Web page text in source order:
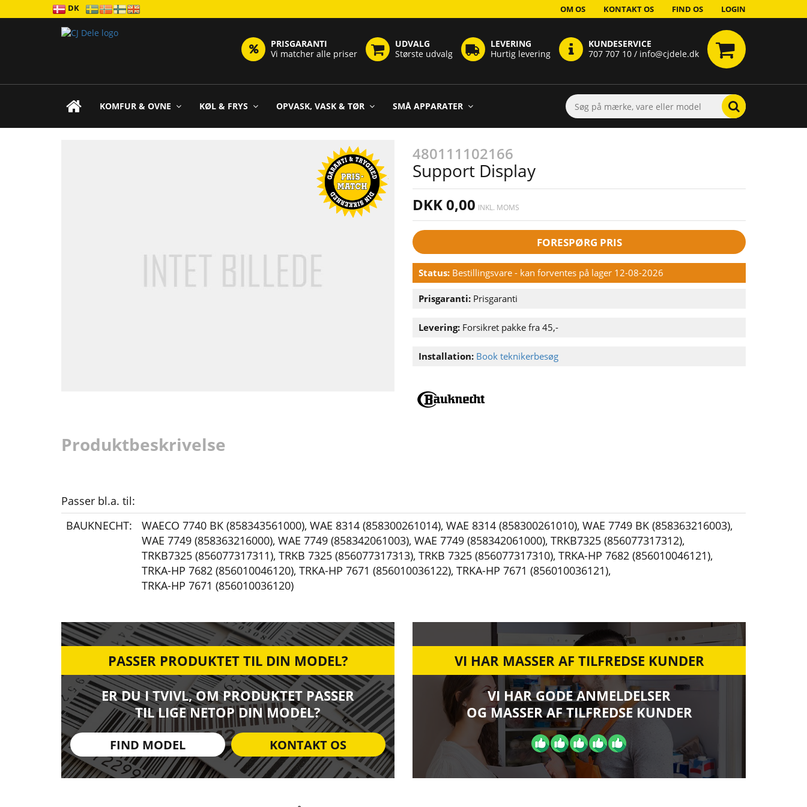
DK OM OS KONTAKT OS FIND OS LOGIN
PRISGARANTI
Vi matcher alle priser
UDVALG
Største udvalg
LEVERING
Hurtig levering
KUNDESERVICE
707 707 10 / info@cjdele.dk
KOMFUR & OVNE KØL & FRYS OPVASK, VASK & TØR SMÅ APPARATER
480111102166
Support Display
DKK 0,00 INKL. MOMS
FORESPØRG PRIS
Status: Bestillingsvare - kan forventes på lager 12-08-2026
Prisgaranti: Prisgaranti
Levering: Forsikret pakke fra 45,-
Installation: Book teknikerbesøg
Produktbeskrivelse
Passer bl.a. til:
BAUKNECHT:
WAECO 7740 BK (858343561000), WAE 8314 (858300261014), WAE 8314 (858300261010), WAE 7749 BK (858363216003),
WAE 7749 (858363216000), WAE 7749 (858342061003), WAE 7749 (858342061000), TRKB7325 (856077317312),
TRKB7325 (856077317311), TRKB 7325 (856077317313), TRKB 7325 (856077317310), TRKA-HP 7682 (856010046121),
TRKA-HP 7682 (856010046120), TRKA-HP 7671 (856010036122), TRKA-HP 7671 (856010036121),
TRKA-HP 7671 (856010036120)
PASSER PRODUKTET TIL DIN MODEL?
ER DU I TVIVL, OM PRODUKTET PASSER
TIL LIGE NETOP DIN MODEL?
FIND MODEL KONTAKT OS
VI HAR MASSER AF TILFREDSE KUNDER
VI HAR GODE ANMELDELSER
OG MASSER AF TILFREDSE KUNDER